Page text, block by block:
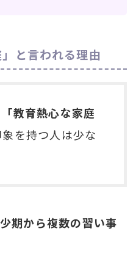
」と言われる理由
「教育熱心な家庭
を持つ人は少な
期から複数の習い事